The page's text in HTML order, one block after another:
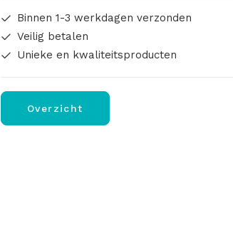
Binnen 1-3 werkdagen verzonden
Veilig betalen
Unieke en kwaliteitsproducten
Overzicht